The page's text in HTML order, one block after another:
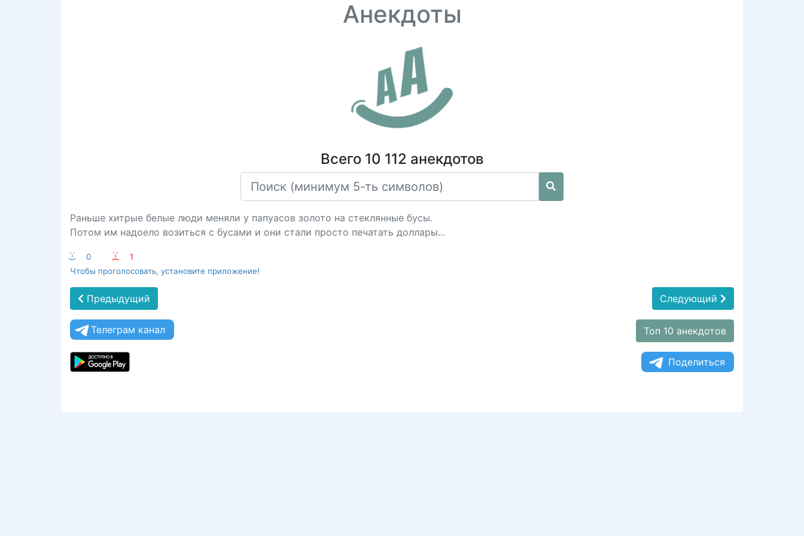
Анекдоты
Всего 10 112 анекдотов
Раньше хитрые белые люди меняли у папуасов золото на стеклянные бусы.
Потом им надоело возиться с бусами и они стали просто печатать доллары...
:-) 0 :-(
1
Чтобы проголосовать, установите приложение!
Предыдущий Следующий
Телеграм канал Топ 10 анекдотов
Поделиться